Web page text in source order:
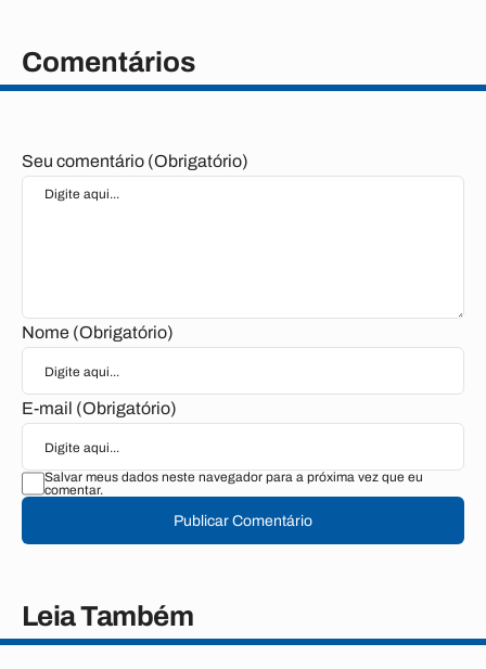
Comentários
Seu comentário (Obrigatório)
Nome (Obrigatório)
E-mail (Obrigatório)
Salvar meus dados neste navegador para a próxima vez que eu
comentar.
Publicar Comentário
Leia Também